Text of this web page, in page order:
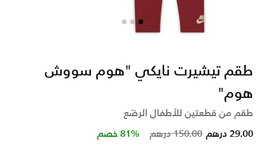
طقم تيشيرت نايكي "هوم سووش
هوم"
طقم من قطعتين للأطفال الرضّع
Price reduced from
150.00 درهم to 29.00 درهم 81% خصم